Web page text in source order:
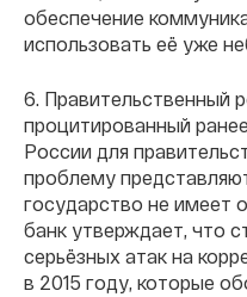
обеспечение
использовать её уже
6. Правительственный
процитированный
России для
проблему
государство не имеет
банк утверждает, что
серьёзных атак на
в 2015 году, которые